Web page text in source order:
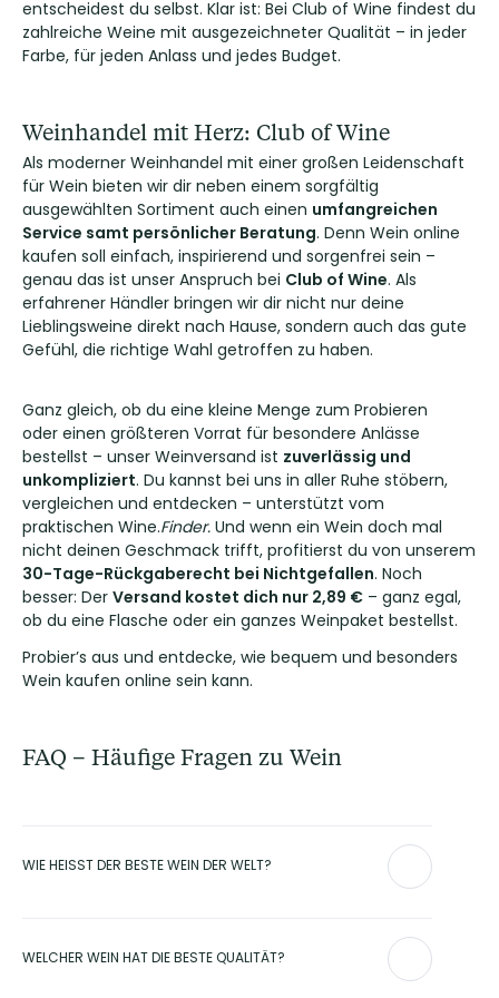
entscheidest du selbst. Klar ist: Bei Club of Wine findest du
zahlreiche Weine mit ausgezeichneter Qualität – in jeder
Farbe, für jeden Anlass und jedes Budget.
Weinhandel mit Herz: Club of Wine
Als moderner Weinhandel mit einer großen Leidenschaft
für Wein bieten wir dir neben einem sorgfältig
ausgewählten Sortiment auch einen umfangreichen
Service samt persönlicher Beratung. Denn Wein online
kaufen soll einfach, inspirierend und sorgenfrei sein –
genau das ist unser Anspruch bei Club of Wine. Als
erfahrener Händler bringen wir dir nicht nur deine
Lieblingsweine direkt nach Hause, sondern auch das gute
Gefühl, die richtige Wahl getroffen zu haben.
Ganz gleich, ob du eine kleine Menge zum Probieren
oder einen größteren Vorrat für besondere Anlässe
bestellst – unser Weinversand ist zuverlässig und
unkompliziert. Du kannst bei uns in aller Ruhe stöbern,
vergleichen und entdecken – unterstützt vom
praktischen Wine.Finder. Und wenn ein Wein doch mal
nicht deinen Geschmack trifft, profitierst du von unserem
30-Tage-Rückgaberecht bei Nichtgefallen. Noch
besser: Der Versand kostet dich nur 2,89 € – ganz egal,
ob du eine Flasche oder ein ganzes Weinpaket bestellst.
Probier’s aus und entdecke, wie bequem und besonders
Wein kaufen online sein kann.
FAQ – Häufige Fragen zu Wein
WIE HEISST DER BESTE WEIN DER WELT?
angesehensten und beliebtesten Weinen zählen jedoch die
WELCHER WEIN HAT DIE BESTE QUALITÄT?